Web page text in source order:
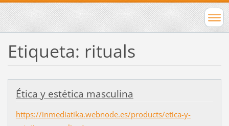
Etiqueta: rituals
Ética y estética masculina
https://inmediatika.webnode.es/products/etica-y-